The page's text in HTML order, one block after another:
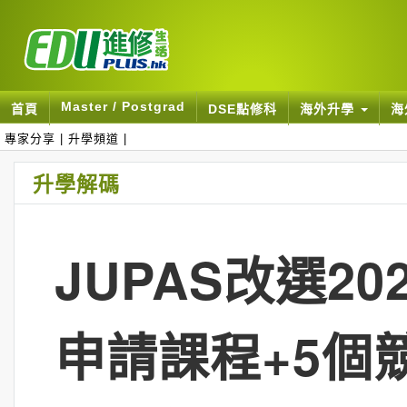
首頁 Master / Postgrad DSE點修科 海外升學
專家分享 升學頻道
升學解碼
JUPAS改選
申請課程+5個